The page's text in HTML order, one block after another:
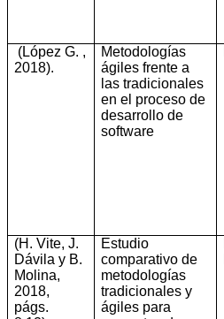
(López G. ,
2018).
Metodologías
ágiles frente a
las tradicionales
en el proceso de
desarrollo de
software
(H. Vite, J.
Dávila y B.
Molina,
2018,
págs.
Estudio
comparativo de
metodologías
tradicionales y
ágiles para